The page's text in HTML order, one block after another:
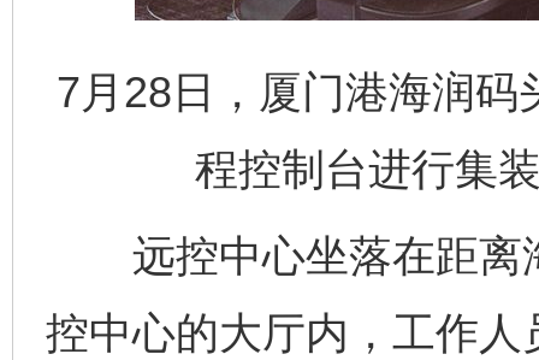
7月28日，厦门港海润
程控制台进行集
远控中心坐落在距离
控中心的大厅内，工作